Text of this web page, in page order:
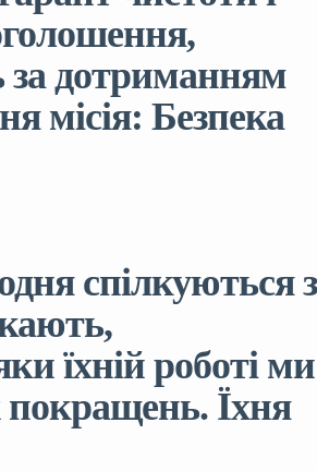
за дотриманням
місія: Безпека
спілкуються з
їхній роботі ми
покращень. Їхня